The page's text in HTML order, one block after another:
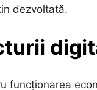
dezvoltată.
funcționarea